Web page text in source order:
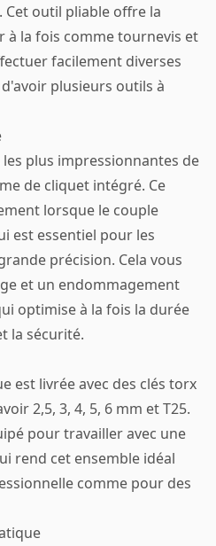
Cet outil pliable offre la
à la fois comme tournevis et
facilement diverses
plusieurs outils à
plus impressionnantes de
de cliquet intégré. Ce
lorsque le couple
est essentiel pour les
précision. Cela vous
et un endommagement
optimise à la fois la durée
la sécurité.
est livrée avec des clés torx
2,5, 3, 4, 5, 6 mm et T25.
pour travailler avec une
rend cet ensemble idéal
comme pour des